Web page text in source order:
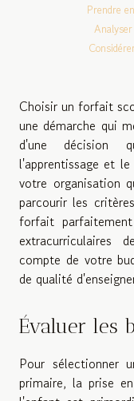
Prendre
Choisir un forfait
une démarche qui
d'une décision
l'apprentissage et
votre organisation
parcourir les
forfait
compte de votre
de qualité
Évaluer les
Pour sélectionner
primaire, la prise